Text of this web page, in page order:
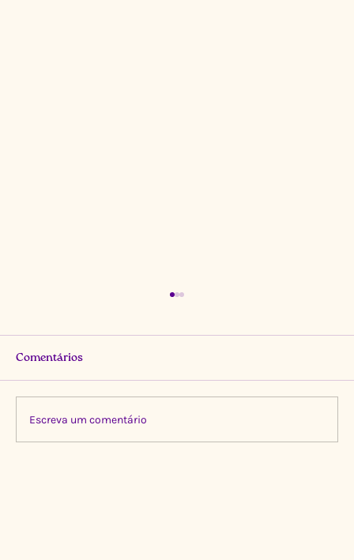
Comentários
Escreva um comentário